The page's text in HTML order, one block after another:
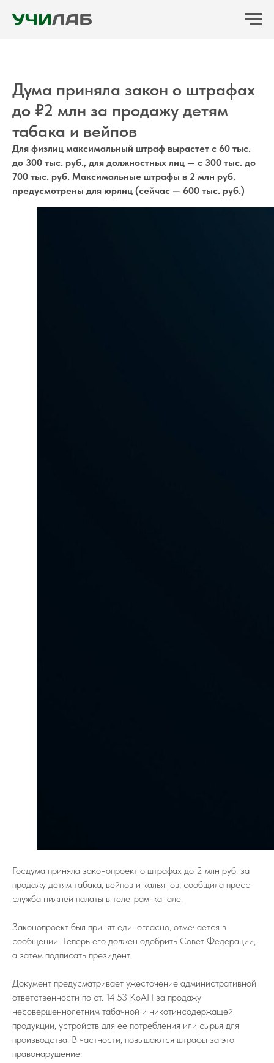
Дума приняла закон о штрафах
до ₽2 млн за продажу детям
табака и вейпов
Для физлиц максимальный штраф вырастет с 60 тыс.
до 300 тыс. руб., для должностных лиц — с 300 тыс. до
700 тыс. руб. Максимальные штрафы в 2 млн руб.
предусмотрены для юрлиц (сейчас — 600 тыс. руб.)
Госдума приняла законопроект о штрафах до 2 млн руб. за
продажу детям табака, вейпов и кальянов, сообщила пресс-
служба нижней палаты в телеграм-канале.
Законопроект был принят единогласно, отмечается в
сообщении. Теперь его должен одобрить Совет Федерации,
а затем подписать президент.
Документ предусматривает ужесточение административной
ответственности по ст. 14.53 КоАП за продажу
несовершеннолетним табачной и никотинсодержащей
продукции, устройств для ее потребления или сырья для
производства. В частности, повышаются штрафы за это
правонарушение: